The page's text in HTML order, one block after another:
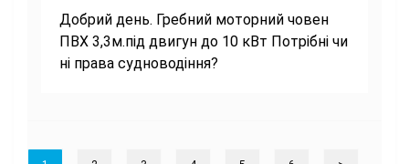
Добрий день. Гребний моторний човен
ПВХ 3,3м.під двигун до 10 кВт Потрібні чи
ні права судноводіння?